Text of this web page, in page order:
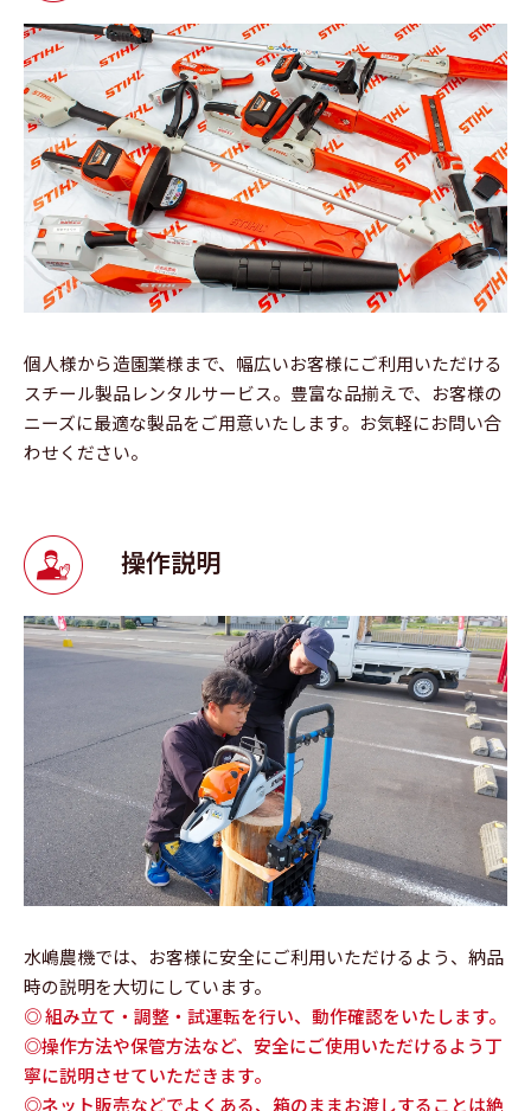
個人様から造園業様まで、幅広いお客様にご利用いただける
スチール製品レンタルサービス。豊富な品揃えで、お客様の
ニーズに最適な製品をご用意いたします。お気軽にお問い合
わせください。
操作説明
水嶋農機では、お客様に安全にご利用いただけるよう、納品
時の説明を大切にしています。
◎ 組み立て・調整・試運転を行い、動作確認をいたします。
◎操作方法や保管方法など、安全にご使用いただけるよう丁
寧に説明させていただきます。
◎ネット販売などでよくある、箱のままお渡しすることは絶